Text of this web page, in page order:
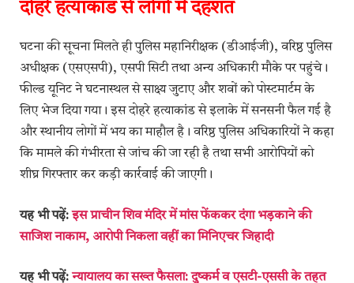
दोहरे हत्याकांड से लोगों में दहशत
घटना की सूचना मिलते ही पुलिस महानिरीक्षक (डीआईजी), वरिष्ठ पुलिस
अधीक्षक (एसएसपी), एसपी सिटी तथा अन्य अधिकारी मौके पर पहुंचे।
फील्ड यूनिट ने घटनास्थल से साक्ष्य जुटाए और शवों को पोस्टमार्टम के
लिए भेज दिया गया। इस दोहरे हत्याकांड से इलाके में सनसनी फैल गई है
और स्थानीय लोगों में भय का माहौल है। वरिष्ठ पुलिस अधिकारियों ने कहा
कि मामले की गंभीरता से जांच की जा रही है तथा सभी आरोपियों को
शीघ्र गिरफ्तार कर कड़ी कार्रवाई की जाएगी।
यह भी पढ़ें:इस प्राचीन शिव मंदिर में मांस फेंककर दंगा भड़काने की
साजिश नाकाम, आरोपी निकला वहीं का मिनिएचर जिहादी
यह भी पढ़ें: न्यायालय का सख्त फैसला: दुष्कर्म व एसटी-एससी के तहत